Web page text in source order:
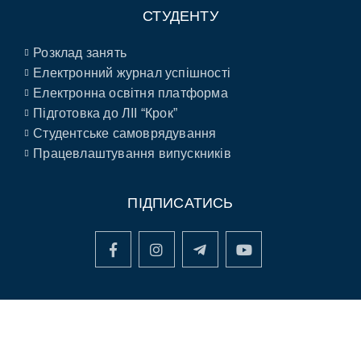
СТУДЕНТУ
Розклад занять
Електронний журнал успішності
Електронна освітня платформа
Підготовка до ЛІІ “Крок”
Студентське самоврядування
Працевлаштування випускників
ПІДПИСАТИСЬ